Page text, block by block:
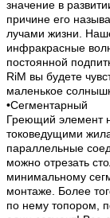
значение в
причине его
лучами жизни.
инфракрасные
постоянной
RiM вы будете
маленькое
•Сегментарный
Греющий элемент
токоведущими
параллельные
можно отрезать
минимальному
монтаже. Более
по нему топором,